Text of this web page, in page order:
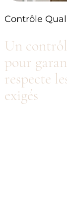
Contrôle
Un
pour
respecte
exigés